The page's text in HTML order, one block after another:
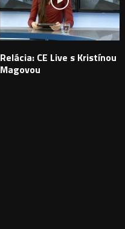
Relácia: CE Live s Kristínou
Magovou